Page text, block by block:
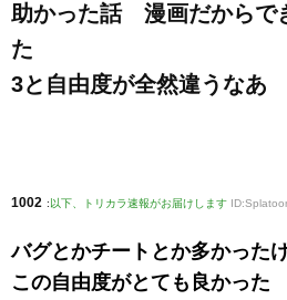
助かった話 漫画だからで
た
3と自由度が全然違うなあ
1002 :以下、トリカラ速報がお届けします
バグとかチートとか多かった
この自由度がとても良かった